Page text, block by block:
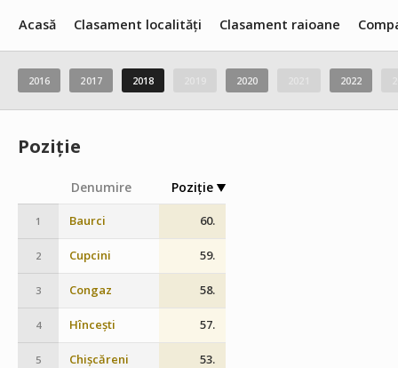
Acasă Clasament localități Clasament raioane
2016 2017 2018 2020 2022
Poziție
Denumire Poziție
1 Baurci 60.
2 Cupcini 59.
3 Congaz 58.
4 Hîncești 57.
5 Chișcăreni 53.